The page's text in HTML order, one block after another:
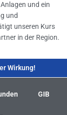
und ein
und
unseren Kurs
in der Region.
Wirkung!
GIB